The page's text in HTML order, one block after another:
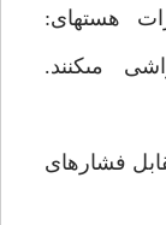
هسته‏اى:
مى‏كنند.
فشارهاى